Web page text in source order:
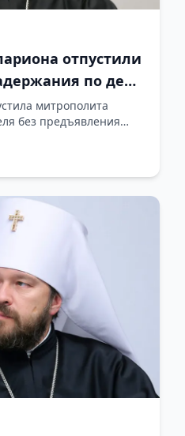
отпустили
по делу
митрополита
без предъявления
автомобиля, в